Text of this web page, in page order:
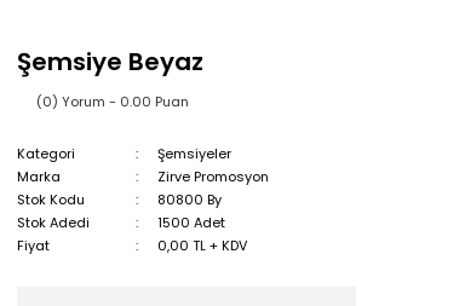
Şemsiye Beyaz
(0) Yorum - 0.00 Puan
Kategori
Şemsiyeler
Marka
Zirve Promosyon
Stok Kodu
80800 By
Stok Adedi
1500 Adet
Fiyat
0,00 TL + KDV